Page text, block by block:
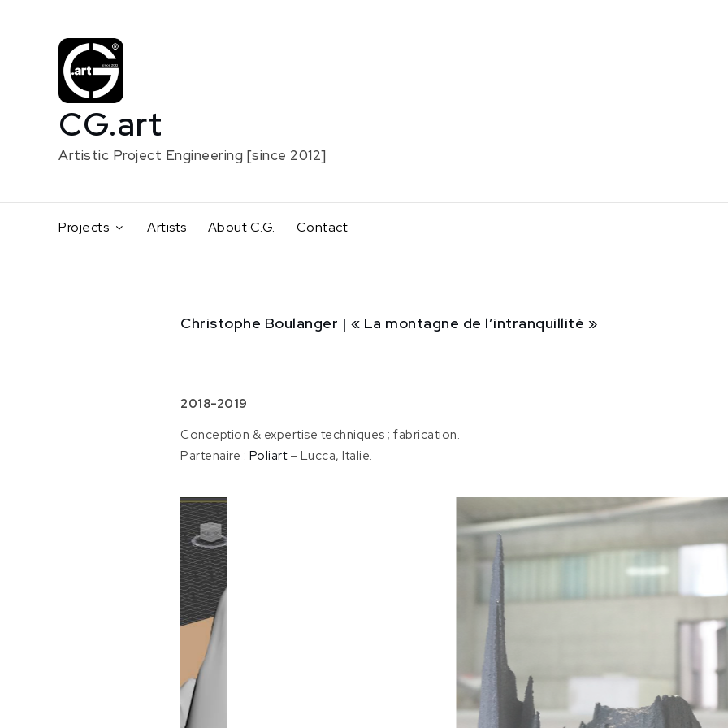
CG.art
Artistic Project Engineering [since 2012]
Projects Artists About C.G. Contact
Home
[France]
Boulanger |
« La montagne
l’intranquillité »
Christophe Boulanger | « La montagne de l’intranquillité »
2018-2019
Conception & expertise techniques ; fabrication.
Partenaire : Poliart– Lucca, Italie.